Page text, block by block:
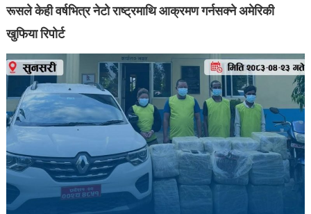
रूसले केही वर्षभित्र नेटो राष्ट्रमाथि आक्रमण गर्नसक्ने अमेरिकी
खुफिया रिपोर्ट